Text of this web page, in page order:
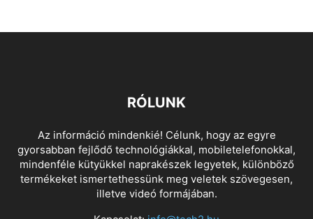
RÓLUNK
Az információ mindenkié! Célunk, hogy az egyre
gyorsabban fejlődő technológiákkal, mobiletelefonokkal,
mindenféle kütyükkel naprakészek legyetek, különböző
termékeket ismertethessünk meg veletek szövegesen,
illetve videó formájában.